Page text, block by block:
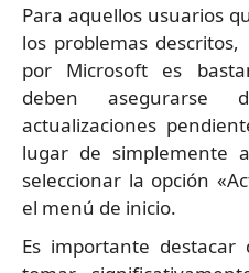
Para aquellos usuarios
los problemas
por Microsoft es
deben
actualizaciones
lugar de simplemente
seleccionar la opción
el menú de inicio.
Es importante destacar